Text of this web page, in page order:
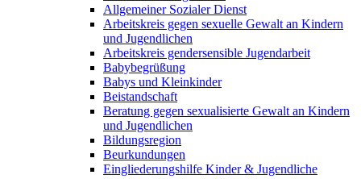
Allgemeiner Sozialer Dienst
Arbeitskreis gegen sexuelle Gewalt an Kindern
und Jugendlichen
Arbeitskreis gendersensible Jugendarbeit
Babybegrüßung
Babys und Kleinkinder
Beistandschaft
Beratung gegen sexualisierte Gewalt an Kindern
und Jugendlichen
Bildungsregion
Beurkundungen
Eingliederungshilfe Kinder & Jugendliche